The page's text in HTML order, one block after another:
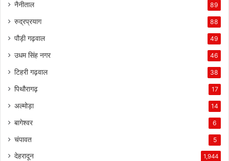
नैनीताल 89
रुद्रप्रयाग 88
पौड़ी गढ़वाल 49
उधम सिंह नगर 46
टिहरी गढ़वाल 38
पिथौरागढ़ 17
अल्मोड़ा 14
बागेश्वर 6
चंपावत 5
देहरादून 1,944